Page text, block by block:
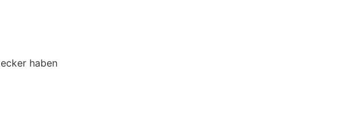
haben